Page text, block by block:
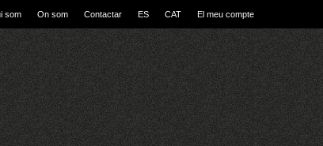
som On som Contactar ES CAT El meu compte